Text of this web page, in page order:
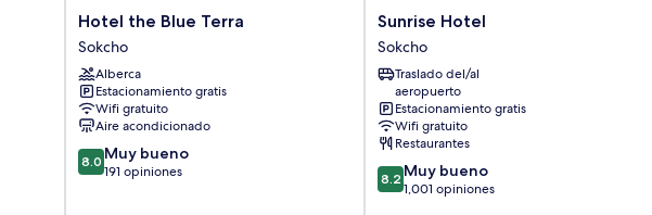
Hotel
the
Blue
Terra
Sokcho
Hotel the Blue Terra
Sokcho
Alberca
Estacionamiento gratis
Wifi gratuito
Aire acondicionado
8.0
de
8.0 Muy bueno
191 opiniones
Sunrise
Hotel
Sokcho
Sunrise Hotel
Sokcho
Traslado del/al
aeropuerto
Estacionamiento gratis
Wifi gratuito
Restaurantes
8.2
de
8.2 Muy bueno
1,001 opiniones